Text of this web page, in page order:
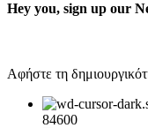
Hey you, sign up our
Αφήστε τη
84600